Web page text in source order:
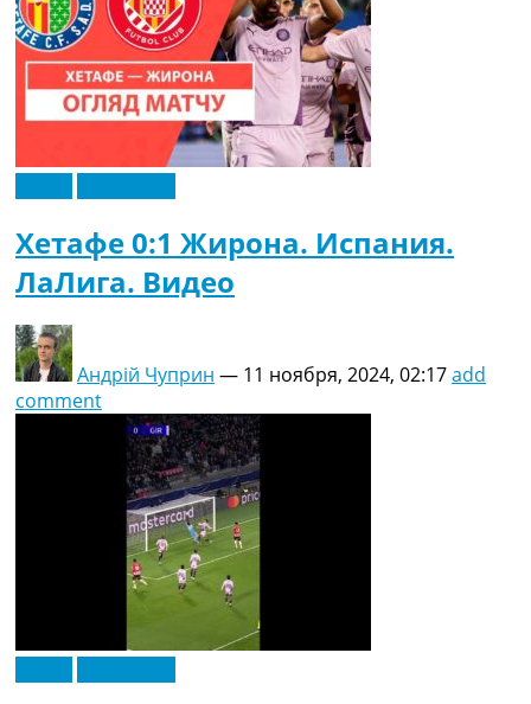
Хетафе 0:1 Жирона. Испания.
ЛаЛига. Видео
Андрій Чуприн — 11 ноября, 2024, 02:17add
comment